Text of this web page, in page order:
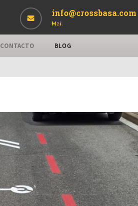
info@crossbasa.com
Mail
CONTACTO BLOG